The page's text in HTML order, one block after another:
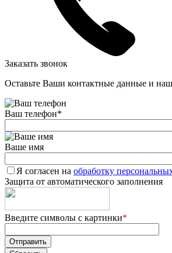
Заказать звонок
Оставьте Ваши контактные данные и
Ваш телефон*
Ваше имя
Я согласен на обработку
Защита от автоматического заполнения
Введите символы с картинки*